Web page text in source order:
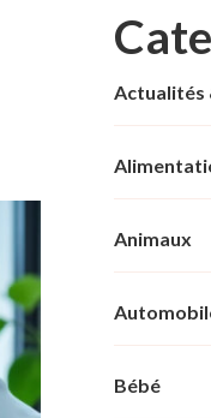
Actualités
Animaux
Bébé